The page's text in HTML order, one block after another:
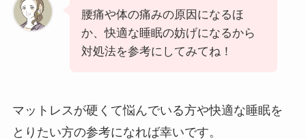
腰痛や体の痛みの原因になるほ
か、快適な睡眠の妨げになるから
対処法を参考にしてみてね！
マットレスが硬くて悩んでいる方や快適な睡眠を
とりたい方の参考になれば幸いです。